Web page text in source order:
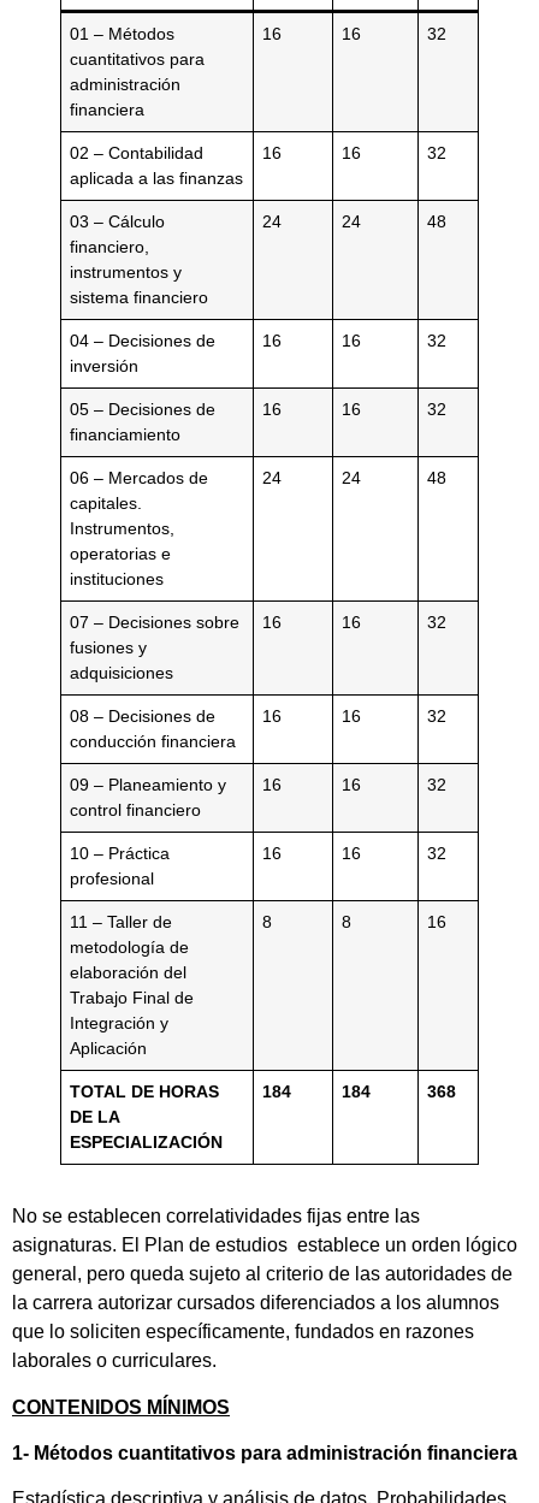
01 – Métodos
cuantitativos para
administración
financiera
16 16 32
02 – Contabilidad
aplicada a las finanzas
16 16 32
03 – Cálculo
financiero,
instrumentos y
sistema financiero
24 24 48
04 – Decisiones de
inversión
16 16 32
05 – Decisiones de
financiamiento
16 16 32
06 – Mercados de
capitales.
Instrumentos,
operatorias e
instituciones
24 24 48
07 – Decisiones sobre
fusiones y
adquisiciones
16 16 32
08 – Decisiones de
conducción financiera
16 16 32
09 – Planeamiento y
control financiero
16 16 32
10 – Práctica
profesional
16 16 32
11 – Taller de
metodología de
elaboración del
Trabajo Final de
Integración y
Aplicación
8 8 16
TOTAL DE HORAS
DE LA
ESPECIALIZACIÓN
184 184 368
No se establecen correlatividades fijas entre las
asignaturas. El Plan de estudios establece un orden lógico
general, pero queda sujeto al criterio de las autoridades de
la carrera autorizar cursados diferenciados a los alumnos
que lo soliciten específicamente, fundados en razones
laborales o curriculares.
CONTENIDOS MÍNIMOS
1- Métodos cuantitativos para administración financiera